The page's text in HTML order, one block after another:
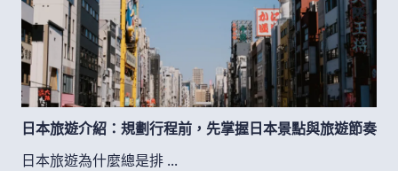
日本旅遊介紹：規劃行程前，先掌握日本景點與旅遊節奏
日本旅遊為什麼總是排 ...